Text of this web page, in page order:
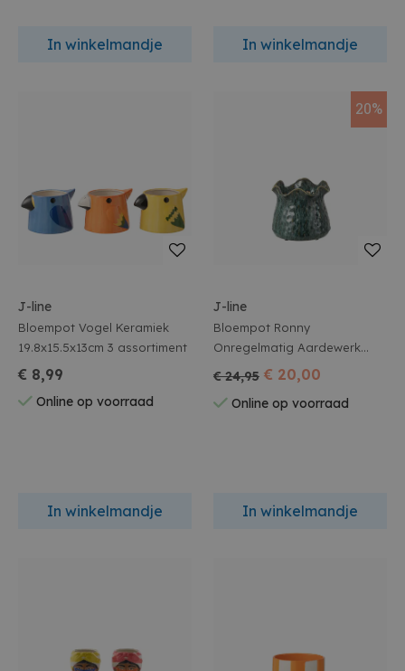
In winkelmandje In winkelmandje
J-line
Bloempot Vogel Keramiek
19.8x15.5x13cm 3 assortiment
€ 8,99
Online op voorraad
In winkelmandje
20%
J-line
Bloempot Ronny
Onregelmatig Aardewerk
Blauw 20.5x20.5x18cm
€ 24,95 € 20,00
Online op voorraad
In winkelmandje